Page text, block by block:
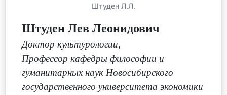
Штуден Л.Л.
Штуден Лев Леонидович
Доктор культурологии,
Профессор кафедры философии и
гуманитарных наук Новосибирского
государственного университета экономики